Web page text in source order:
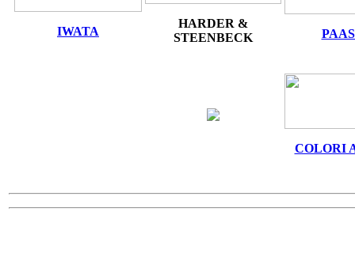
IWATA
HARDER &
STEENBECK
COLORI